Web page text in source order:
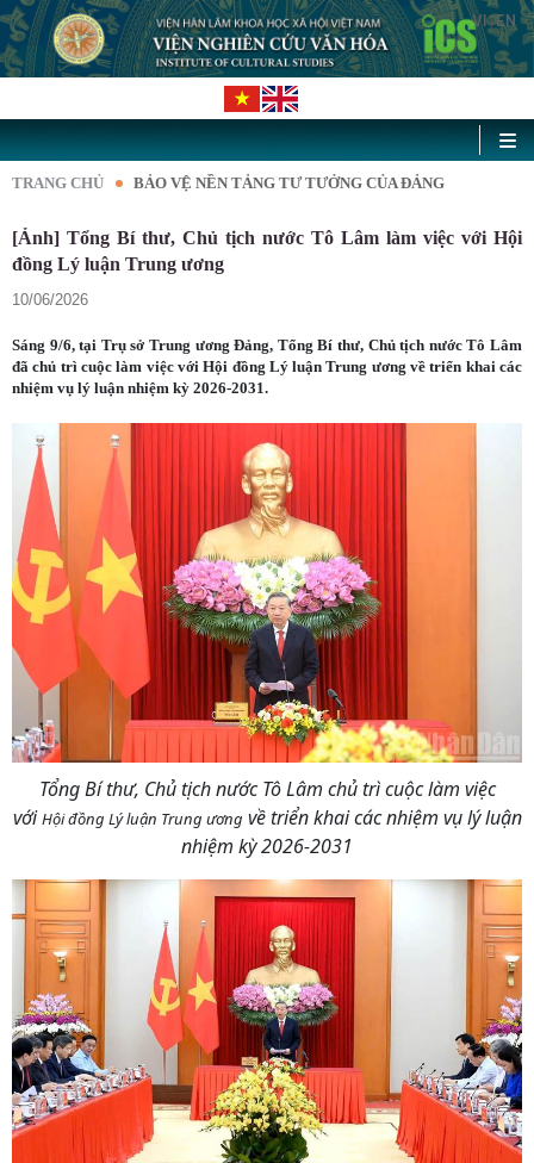
VI |EN
TRANG CHỦ BẢO VỆ NỀN TẢNG TƯ TƯỞNG CỦA ĐẢNG
[Ảnh] Tổng Bí thư, Chủ tịch nước Tô Lâm làm việc với Hội
đồng Lý luận Trung ương
10/06/2026
Sáng 9/6, tại Trụ sở Trung ương Đảng, Tổng Bí thư, Chủ tịch nước Tô Lâm
đã chủ trì cuộc làm việc với Hội đồng Lý luận Trung ương về triển khai các
nhiệm vụ lý luận nhiệm kỳ 2026-2031.
Tổng Bí thư, Chủ tịch nước Tô Lâm chủ trì cuộc làm việc
vớiHội đồng Lý luận Trung ương về triển khai các nhiệm vụ lý luận
nhiệm kỳ 2026-2031